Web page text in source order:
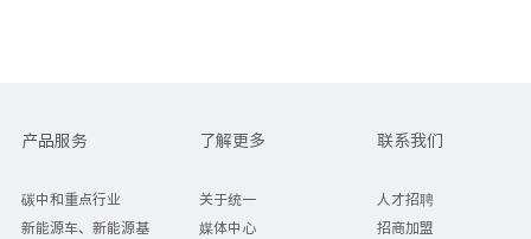
产品服务
碳中和重点行业
新能源车、新能源基
了解更多
关于统一
媒体中心
联系我们
人才招聘
招商加盟